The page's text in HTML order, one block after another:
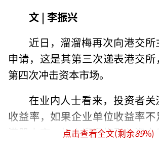
文 | 李振兴
近日，溜溜梅再次向港交
申请，这是其第三次递表港交
第四次冲击资本市场。
在业内人士看来，投资者
收益率，如果企业单位收益率
港股上市。加之溜溜梅引入资方
点击查看全文(剩余89%)